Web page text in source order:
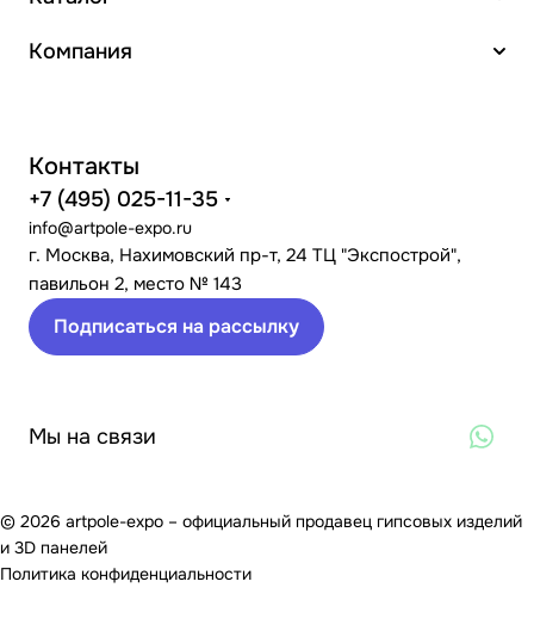
Компания
Контакты
+7 (495) 025-11-35
info@artpole-expo.ru
г. Москва, Нахимовский пр-т, 24 ТЦ "Экспострой",
павильон 2, место № 143
Подписаться на рассылку
Мы на связи
© 2026 artpole-expo – официальный продавец гипсовых изделий
и 3D панелей
Политика конфиденциальности